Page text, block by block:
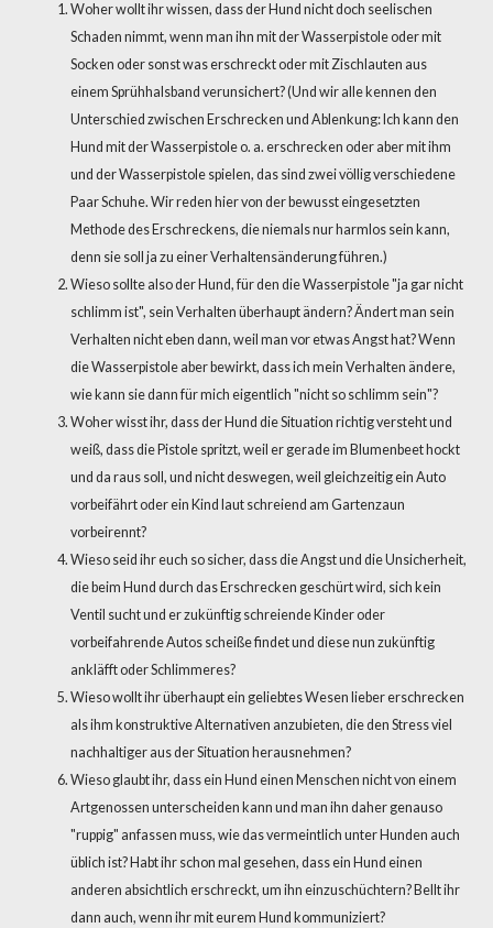
Woher wollt ihr wissen, dass der Hund nicht doch seelischen
Schaden nimmt, wenn man ihn mit der Wasserpistole oder mit
Socken oder sonst was erschreckt oder mit Zischlauten aus
einem Sprühhalsband verunsichert? (Und wir alle kennen den
Unterschied zwischen Erschrecken und Ablenkung: Ich kann den
Hund mit der Wasserpistole o. a. erschrecken oder aber mit ihm
und der Wasserpistole spielen, das sind zwei völlig verschiedene
Paar Schuhe. Wir reden hier von der bewusst eingesetzten
Methode des Erschreckens, die niemals nur harmlos sein kann,
denn sie soll ja zu einer Verhaltensänderung führen.)
Wieso sollte also der Hund, für den die Wasserpistole "ja gar nicht
schlimm ist", sein Verhalten überhaupt ändern? Ändert man sein
Verhalten nicht eben dann, weil man vor etwas Angst hat? Wenn
die Wasserpistole aber bewirkt, dass ich mein Verhalten ändere,
wie kann sie dann für mich eigentlich "nicht so schlimm sein"?
Woher wisst ihr, dass der Hund die Situation richtig versteht und
weiß, dass die Pistole spritzt, weil er gerade im Blumenbeet hockt
und da raus soll, und nicht deswegen, weil gleichzeitig ein Auto
vorbeifährt oder ein Kind laut schreiend am Gartenzaun
vorbeirennt?
Wieso seid ihr euch so sicher, dass die Angst und die Unsicherheit,
die beim Hund durch das Erschrecken geschürt wird, sich kein
Ventil sucht und er zukünftig schreiende Kinder oder
vorbeifahrende Autos scheiße findet und diese nun zukünftig
ankläfft oder Schlimmeres?
Wieso wollt ihr überhaupt ein geliebtes Wesen lieber erschrecken
als ihm konstruktive Alternativen anzubieten, die den Stress viel
nachhaltiger aus der Situation herausnehmen?
Wieso glaubt ihr, dass ein Hund einen Menschen nicht von einem
Artgenossen unterscheiden kann und man ihn daher genauso
"ruppig" anfassen muss, wie das vermeintlich unter Hunden auch
üblich ist? Habt ihr schon mal gesehen, dass ein Hund einen
anderen absichtlich erschreckt, um ihn einzuschüchtern? Bellt ihr
dann auch, wenn ihr mit eurem Hund kommuniziert?